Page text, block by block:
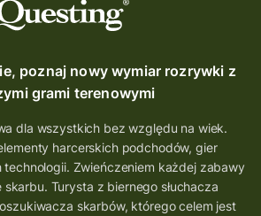
poznaj nowy wymiar rozrywki z
grami terenowymi
dla wszystkich bez względu na wiek.
harcerskich podchodów, gier
Zwieńczeniem każdej zabawy
skarbu. Turysta z biernego słuchacza
skarbów, którego celem jest